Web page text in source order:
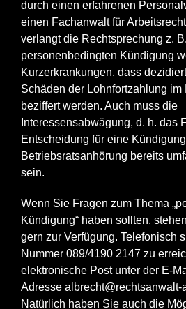
durch einen erfahrenen
einen Fachanwalt für
verlangt die Rechtsprechung z.
personenbedingten Kündigung
Kurzerkrankungen, dass
Schäden der Lohnfortzahlung im
beziffert werden. Auch muss die
Interessensabwägung, d. h. das
Entscheidung für eine
Betriebsratsanhörung bereits
sein.
Wenn Sie Fragen zum Thema
Kündigung“ haben sollten,
gern zur Verfügung. Telefonisch
Nummer 089/4190 2147 zu
elektronische Post unter der E-
Adresse albrecht@rechtsanwalt-
Natürlich haben Sie auch die